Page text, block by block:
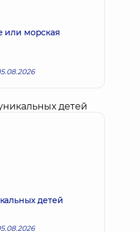
или морская
детей